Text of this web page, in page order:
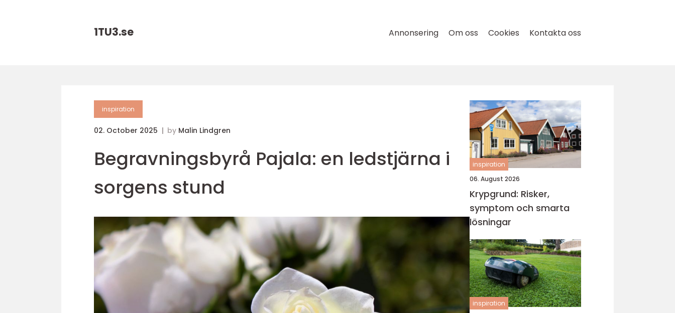
1TU3.se Annonsering Om oss Cookies Kontakta oss
inspiration
02. October 2025 by Malin Lindgren
Begravningsbyrå Pajala: en ledstjärna i
sorgens stund
inspiration
06. August 2026
Krypgrund: Risker,
symptom och smarta
lösningar
inspiration